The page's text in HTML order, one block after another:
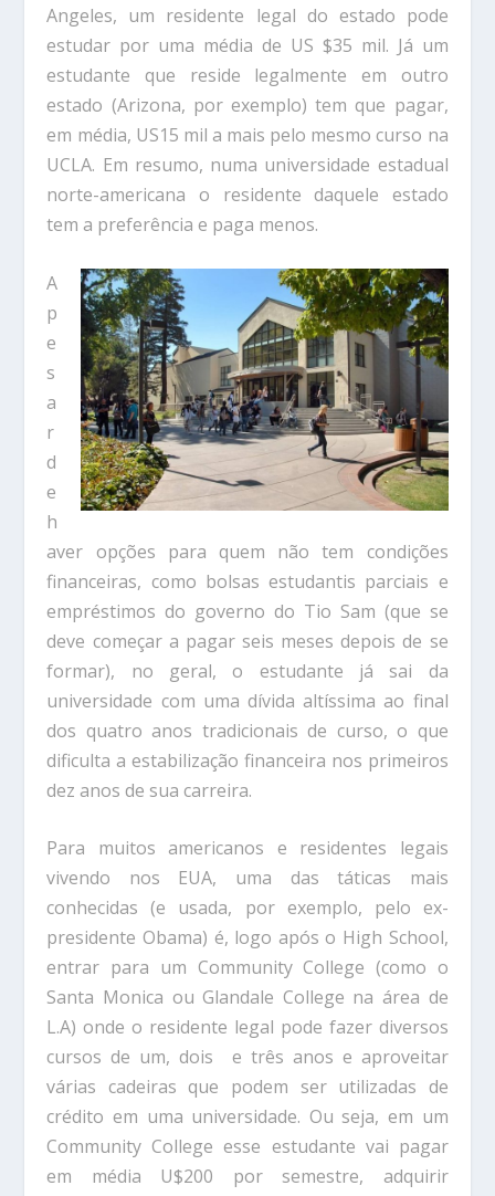
Angeles, um residente legal do estado pode
estudar por uma média de US $35 mil. Já um
estudante que reside legalmente em outro
estado (Arizona, por exemplo) tem que pagar,
em média, US15 mil a mais pelo mesmo curso na
UCLA. Em resumo, numa universidade estadual
norte-americana o residente daquele estado
tem a preferência e paga menos.
A
p
e
s
a
r
d
e
h
aver opções para quem não tem condições
financeiras, como bolsas estudantis parciais e
empréstimos do governo do Tio Sam (que se
deve começar a pagar seis meses depois de se
formar), no geral, o estudante já sai da
universidade com uma dívida altíssima ao final
dos quatro anos tradicionais de curso, o que
dificulta a estabilização financeira nos primeiros
dez anos de sua carreira.
Para muitos americanos e residentes legais
vivendo nos EUA, uma das táticas mais
conhecidas (e usada, por exemplo, pelo ex-
presidente Obama) é, logo após o High School,
entrar para um Community College (como o
Santa Monica ou Glandale College na área de
L.A) onde o residente legal pode fazer diversos
cursos de um, dois e três anos e aproveitar
várias cadeiras que podem ser utilizadas de
crédito em uma universidade. Ou seja, em um
Community College esse estudante vai pagar
em média U$200 por semestre, adquirir